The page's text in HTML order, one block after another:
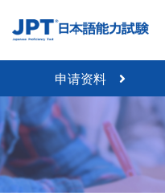
申请资料
close